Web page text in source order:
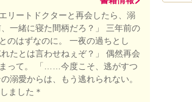
方は回れ右でお願いします 誤字報
ります汗 誤字修正などは適宜対応
す。完結まで毎日22時に2話ずつ
あります よろしくお願いします
リートドクターと再会したら、溺
一緒に寝た間柄だろ？」 三年前の
のはずなのに。 一夜の過ちとし
たとは言わせねぇぞ？」 偶然再会
って。 「……今度こそ、逃がすつ
溺愛からは、もう逃れられない。
ました＊